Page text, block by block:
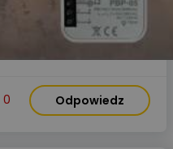
0 Odpowiedz